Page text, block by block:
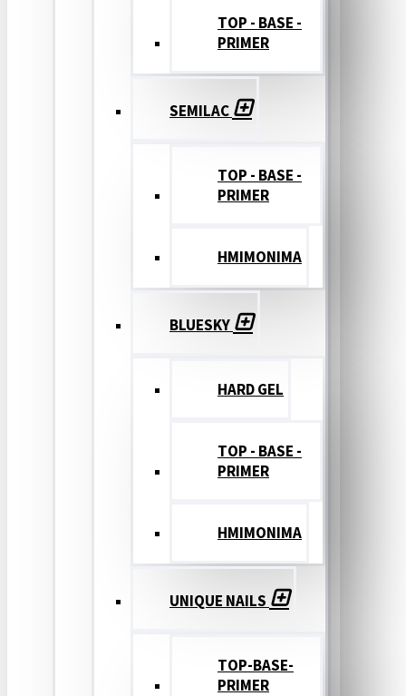
TOP - BASE -
PRIMER
SEMILAC
TOP - BASE -
PRIMER
ΗΜΙΜΟΝΙΜΑ
BLUESKY
HARD GEL
TOP - BASE -
PRIMER
ΗΜΙΜΟΝΙΜΑ
UNIQUE NAILS
TOP-BASE-
PRIMER